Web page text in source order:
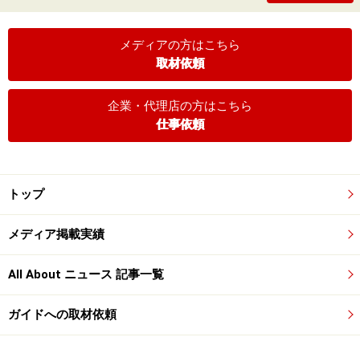
メディアの方はこちら
取材依頼
企業・代理店の方はこちら
仕事依頼
トップ
メディア掲載実績
All About ニュース 記事一覧
ガイドへの取材依頼